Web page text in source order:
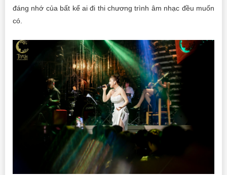
đáng nhớ của bất kể ai đi thi chương trình âm nhạc đều muốn
có.